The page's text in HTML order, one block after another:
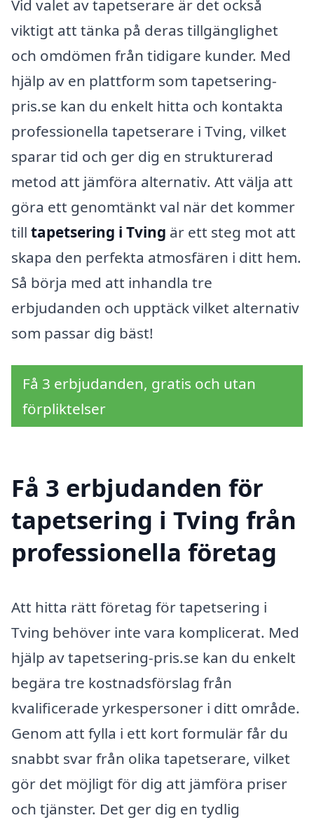
Vid valet av tapetserare är det också
viktigt att tänka på deras tillgänglighet
och omdömen från tidigare kunder. Med
hjälp av en plattform som tapetsering-
pris.se kan du enkelt hitta och kontakta
professionella tapetserare i Tving, vilket
sparar tid och ger dig en strukturerad
metod att jämföra alternativ. Att välja att
göra ett genomtänkt val när det kommer
till tapetsering i Tving är ett steg mot att
skapa den perfekta atmosfären i ditt hem.
Så börja med att inhandla tre
erbjudanden och upptäck vilket alternativ
som passar dig bäst!
Få 3 erbjudanden, gratis och utan
förpliktelser
Få 3 erbjudanden för
tapetsering i Tving från
professionella företag
Att hitta rätt företag för tapetsering i
Tving behöver inte vara komplicerat. Med
hjälp av tapetsering-pris.se kan du enkelt
begära tre kostnadsförslag från
kvalificerade yrkespersoner i ditt område.
Genom att fylla i ett kort formulär får du
snabbt svar från olika tapetserare, vilket
gör det möjligt för dig att jämföra priser
och tjänster. Det ger dig en tydlig